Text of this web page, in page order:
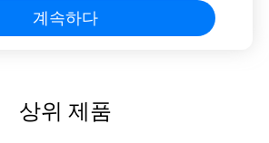
계속하다
상위 제품